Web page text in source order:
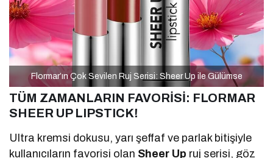
Flormar’ın Çok Sevilen Ruj Serisi: Sheer Up ile Gülümse
TÜM ZAMANLARIN FAVORİSİ: FLORMAR
SHEER UP LIPSTICK!
Ultra kremsi dokusu, yarı şeffaf ve parlak bitişiyle
kullanıcıların favorisi olan Sheer Up ruj serisi, göz